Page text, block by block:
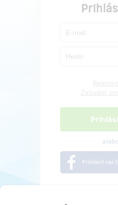
Prihlásiť cez